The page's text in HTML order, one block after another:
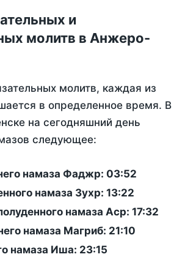
и
молитв в Анжеро-
молитв, каждая из
в определенное время. В
на сегодняшний день
следующее:
намаза Фаджр: 03:52
намаза Зухр: 13:22
намаза Аср: 17:32
намаза Магриб: 21:10
намаза Иша: 23:15